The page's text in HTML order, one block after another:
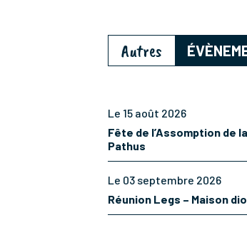
Autres
Le 15 août 2026
Fête de l’Assomption de
Pathus
Le 03 septembre 2026
Réunion Legs – Maison